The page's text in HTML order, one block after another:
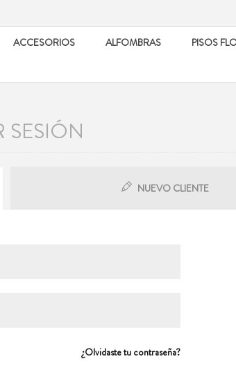
ACCESORIOS ALFOMBRAS
PISOS
SESIÓN
NUEVO CLIENTE
¿Olvidaste tu contraseña?